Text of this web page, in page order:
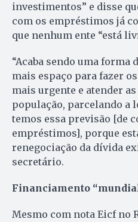
investimentos” e disse
com os empréstimos já
que nenhum ente “está
“Acaba sendo uma
mais espaço para fazer
mais urgente e atender
população, parcelando a
temos essa previsão [de
empréstimos], porque
renegociação da dívida
secretário.
Financiamento
Mesmo com nota Eicf no